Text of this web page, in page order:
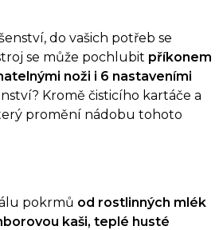
do vašich potřeb se
se může pochlubit příkonem
noži i 6 nastaveními
Kromě čisticího kartáče a
promění nádobu tohoto
pokrmů od rostlinných mlék
kaši, teplé husté